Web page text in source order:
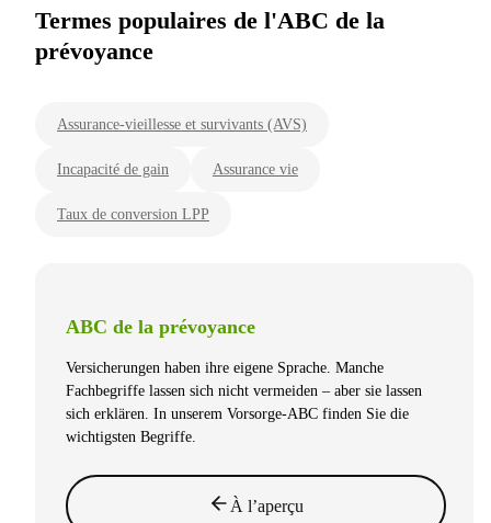
Termes populaires de l'ABC de la
prévoyance
Assurance-vieillesse et survivants (AVS)
Incapacité de gain Assurance vie
Taux de conversion LPP
ABC de la prévoyance
Versicherungen haben ihre eigene Sprache. Manche
Fachbegriffe lassen sich nicht vermeiden – aber sie lassen
sich erklären. In unserem Vorsorge-ABC finden Sie die
wichtigsten Begriffe.
À l’aperçu